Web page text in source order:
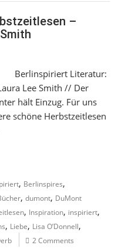
–
Berlinspiriert Literatur:
Lee Smith // Der
hält Einzug. Für uns
schöne Herbstzeitlesen
, Berlinspires,
,dumont, DuMont
, Inspiration, inspiriert,
, Liebe, Lisa O’Donnell,
2 Comments